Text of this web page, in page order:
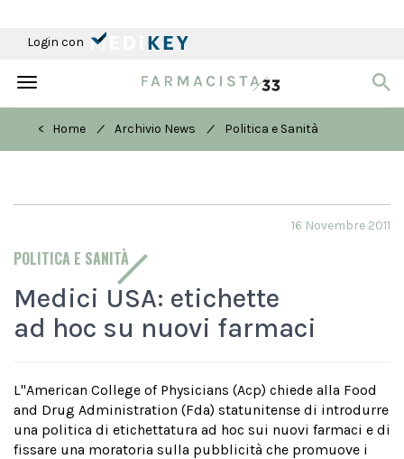
Login con
Toggle
< Home
/ Archivio News / Politica e Sanità
POLITICA E SANITÀ
16 Novembre 2011
Medici USA: etichette
ad hoc su nuovi farmaci
L''American College of Physicians (Acp) chiede alla Food
and Drug Administration (Fda) statunitense di introdurre
una politica di etichettatura ad hoc sui nuovi farmaci e di
fissare una moratoria sulla pubblicità che promuove i